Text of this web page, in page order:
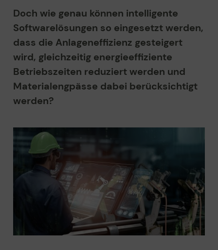
Doch wie genau können intelligente
Softwarelösungen so eingesetzt werden,
dass die Anlageneffizienz gesteigert
wird, gleichzeitig energieeffiziente
Betriebszeiten reduziert werden und
Materialengpässe dabei berücksichtigt
werden?